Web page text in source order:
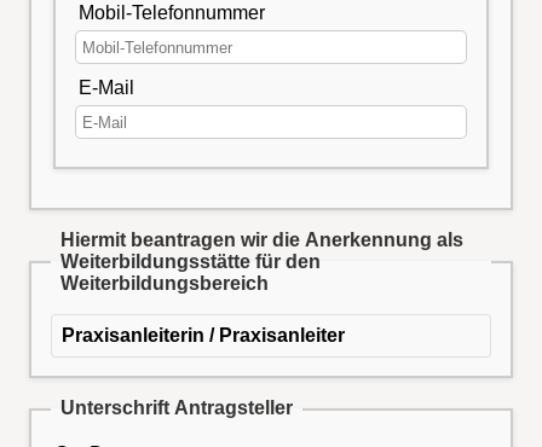
Mobil-Telefonnummer
E-Mail
Hiermit beantragen wir die Anerkennung als
Weiterbildungsstätte für den
Weiterbildungsbereich
Praxisanleiterin / Praxisanleiter
Unterschrift Antragsteller